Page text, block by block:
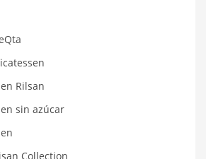
Rilsan
sin azúcar
Collection